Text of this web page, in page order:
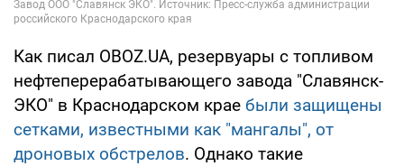
Как писал OBOZ.UA, резервуары с топливом
нефтеперерабатывающего завода "Славянск-
ЭКО" в Краснодарском крае были защищены
сетками, известными как "мангалы", от
дроновых обстрелов. Однако такие